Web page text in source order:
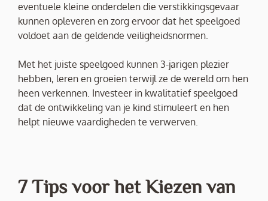
eventuele kleine onderdelen die verstikkingsgevaar
kunnen opleveren en zorg ervoor dat het speelgoed
voldoet aan de geldende veiligheidsnormen.
Met het juiste speelgoed kunnen 3-jarigen plezier
hebben, leren en groeien terwijl ze de wereld om hen
heen verkennen. Investeer in kwalitatief speelgoed
dat de ontwikkeling van je kind stimuleert en hen
helpt nieuwe vaardigheden te verwerven.
7 Tips voor het Kiezen van